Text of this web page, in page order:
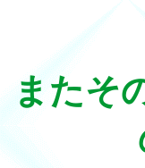
またそ